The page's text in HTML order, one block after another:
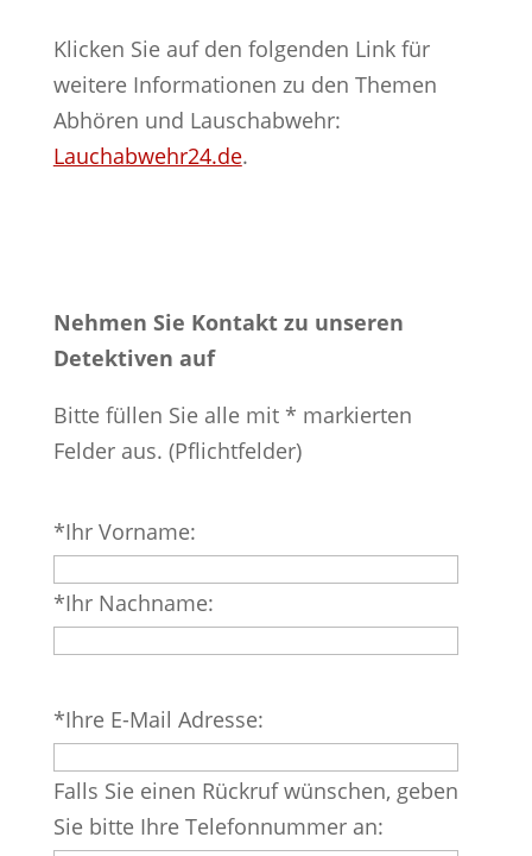
Klicken Sie auf den folgenden Link für
weitere Informationen zu den Themen
Abhören und Lauschabwehr:
Lauchabwehr24.de.
Nehmen Sie Kontakt zu unseren
Detektiven auf
Bitte füllen Sie alle mit * markierten
Felder aus. (Pflichtfelder)
lasse
dieses
Feld
leer.
*Ihr Vorname:
*Ihr Nachname:
lasse
dieses
Feld
leer.
*Ihre E-Mail Adresse:
Falls Sie einen Rückruf wünschen, geben
Sie bitte Ihre Telefonnummer an: